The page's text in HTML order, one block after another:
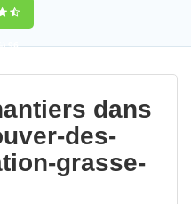
96
dans
des-
grasse-